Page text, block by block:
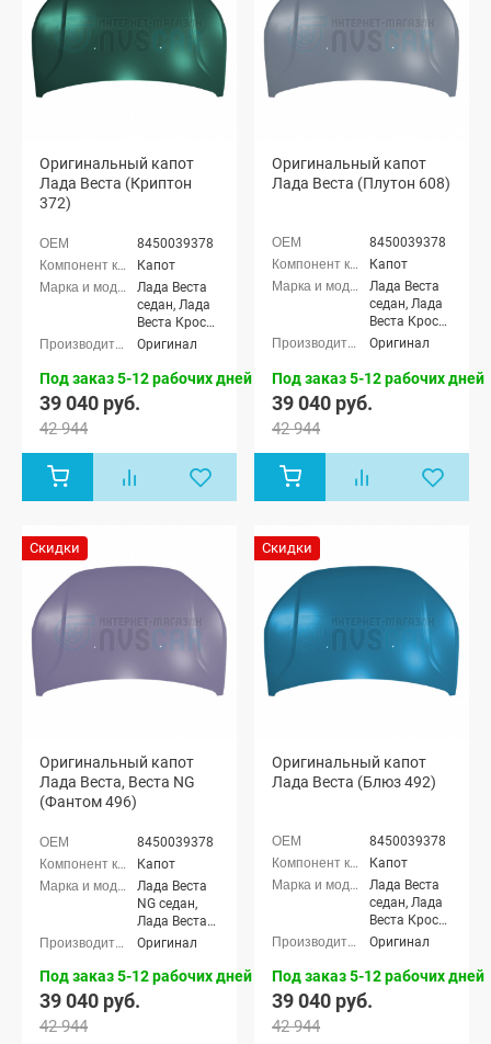
Оригинальный капот
Лада Веста (Криптон
372)
8450039378
Капот
Лада Веста
седан, Лада
Веста Кросс
седан, Лада
универсал,
(SW) Кросс
Оригинал
Под заказ 5-12 рабочих дней
39 040 руб.
42 944
Оригинальный капот
Лада Веста (Плутон 608)
8450039378
Капот
Лада Веста
седан, Лада
Веста Кросс
седан, Лада
универсал,
Лада Веста
(SW) Кросс
Оригинал
Под заказ 5-12 рабочих дней
39 040 руб.
42 944
Скидки
Оригинальный капот
Лада Веста, Веста NG
(Фантом 496)
8450039378
Капот
Лада Веста
NG седан,
Лада Веста
NG Кросс
Веста NG
универсал,
Оригинал
Под заказ 5-12 рабочих дней
39 040 руб.
42 944
Скидки
Оригинальный капот
Лада Веста (Блюз 492)
8450039378
Капот
Лада Веста
седан, Лада
Веста Кросс
седан, Лада
универсал,
(SW) Кросс
Оригинал
Под заказ 5-12 рабочих дней
39 040 руб.
42 944